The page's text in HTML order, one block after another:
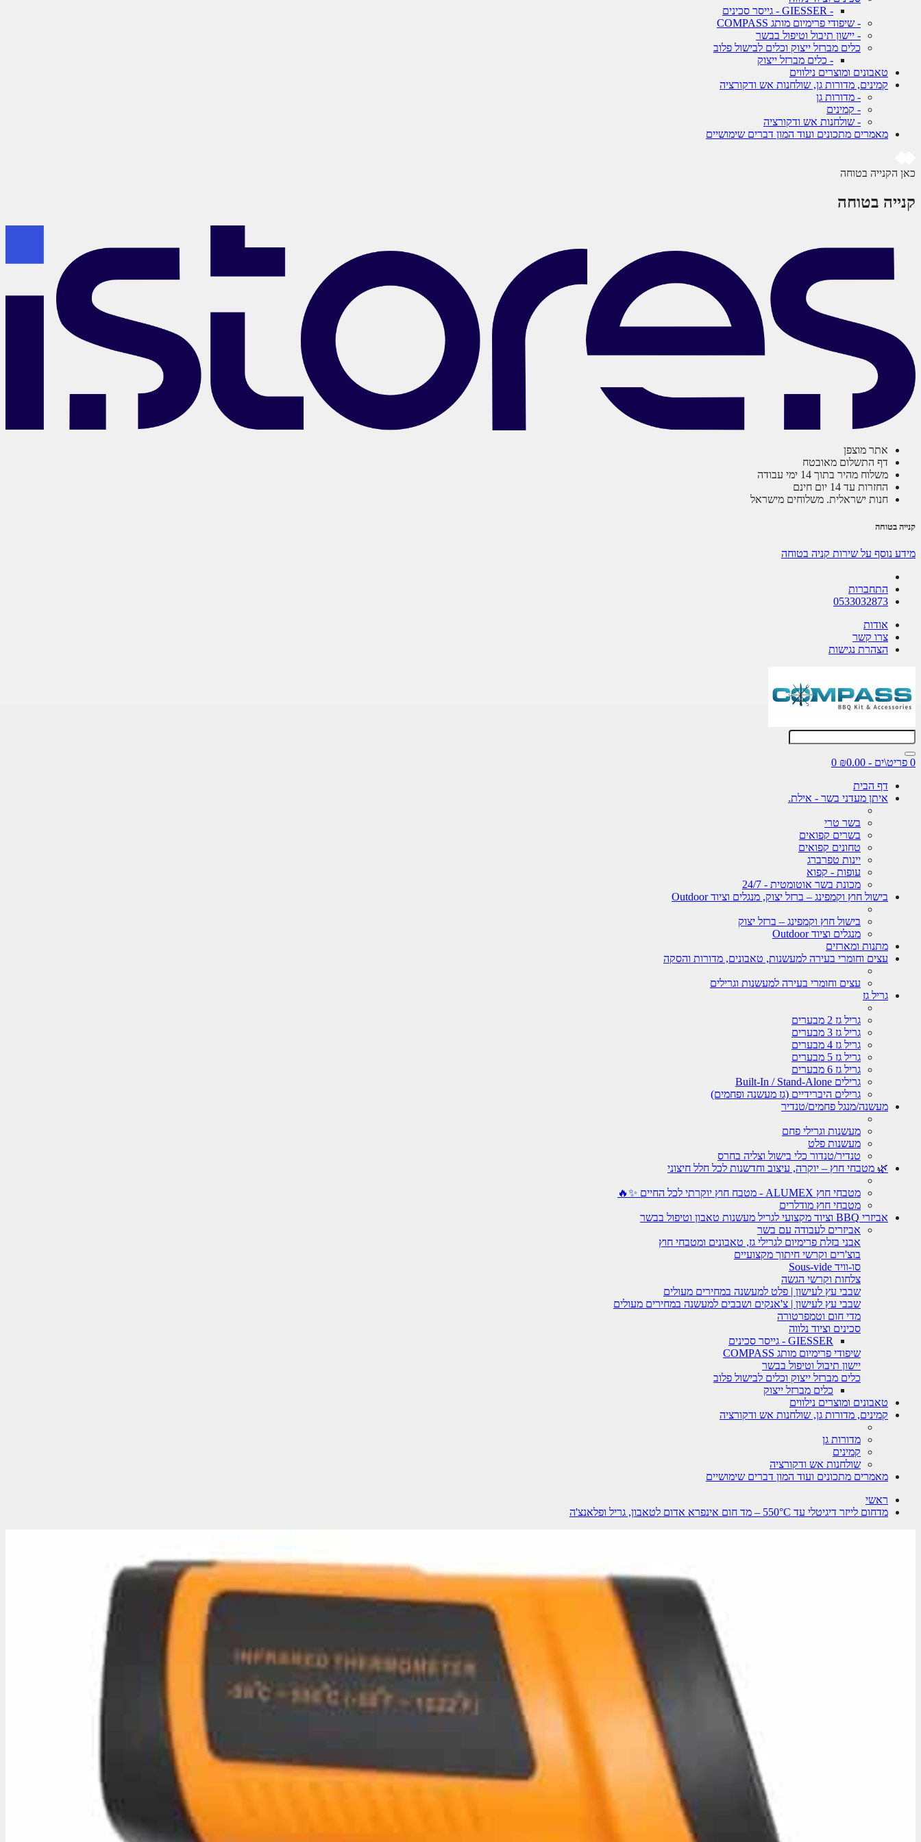
- GIESSER - גייסר סכינים
- שיפודי פרימיום מותג COMPASS
- יישון תיבול וטיפול בבשר
כלים מברזל ייצוק וכלים לבישול פלוב
- כלים מברזל ייצוק
טאבונים ומוצרים נילווים
קמינים, מדורות גן, שולחנות אש ודקורציה
- מדורות גן
- קמינים
- שולחנות אש ודקורציה
מאמרים מתכונים ועוד המון דברים שימושיים
כאן הקנייה בטוחה
קנייה בטוחה
אתר מוצפן
דף התשלום מאובטח
משלוח מהיר בתוך 14 ימי עבודה
החזרות עד 14 יום חינם
חנות ישראלית. משלוחים מישראל
קנייה בטוחה
מידע נוסף על שירות קניה בטוחה
התחברות
0533032873
אודות
צרו קשר
הצהרת נגישות
0 פריט\ים - ₪0.00
0
דף הבית
איתן מעדני בשר - אילת.
בשר טרי
בשרים קפואים
טחונים קפואים
יינות טפרברג
עופות - קפוא
מכונת בשר אוטומטית - 24/7
בישול חוץ וקמפינג – ברזל יצוק, מנגלים וציוד Outdoor
בישול חוץ וקמפינג – ברזל יצוק
מנגלים וציוד Outdoor
מתנות ומארזים
עצים וחומרי בעירה למעשנות, טאבונים, מדורות והסקה
עצים וחומרי בעירה למעשנות וגרילים
גריל גז
גריל גז 2 מבערים
גריל גז 3 מבערים
גריל גז 4 מבערים
גריל גז 5 מבערים
גריל גז 6 מבערים
גרילים Built-In / Stand-Alone
גרילים היברידיים (גז מעשנה ופחמים)
מעשנה/מנגל פחמים/טנדיר
מעשנות וגרילי פחם
מעשנות פלט
טנדיר/טנדור כלי בישול וצליה בחרס
🌿 מטבחי חוץ – יוקרה, עיצוב וחדשנות לכל חלל חיצוני
מטבחי חוץ ALUMEX - מטבח חוץ יוקרתי לכל החיים ✨🔥
מטבחי חוץ מודלרים
אביזרי BBQ וציוד מקצועי לגריל מעשנות טאבון וטיפול בבשר
אביזרים לעבודה עם בשר
אבני בזלת פרימיום לגרילי גז, טאבונים ומטבחי חוץ
בוצ'רים וקרשי חיתוך מקצועיים
סו-וויד Sous-vide
צלחות וקרשי הגשה
שבבי עץ לעישון | פלט למעשנה במחירים מעולים
שבבי עץ לעישון | צ'אנקים ושבבים למעשנה במחירים מעולים
מדי חום וטמפרטורה
סכינים וציוד נלווה
GIESSER - גייסר סכינים
שיפודי פרימיום מותג COMPASS
יישון תיבול וטיפול בבשר
כלים מברזל ייצוק וכלים לבישול פלוב
כלים מברזל ייצוק
טאבונים ומוצרים נילווים
קמינים, מדורות גן, שולחנות אש ודקורציה
מדורות גן
קמינים
שולחנות אש ודקורציה
מאמרים מתכונים ועוד המון דברים שימושיים
ראשי
מדחום לייזר דיגיטלי עד 550°C – מד חום אינפרא אדום לטאבון, גריל ופלאנצ'ה